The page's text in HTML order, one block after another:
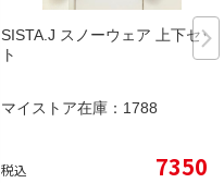
SISTA.J スノーウェア 上下セッ
ト
マイストア在庫： 1788
税込 7350